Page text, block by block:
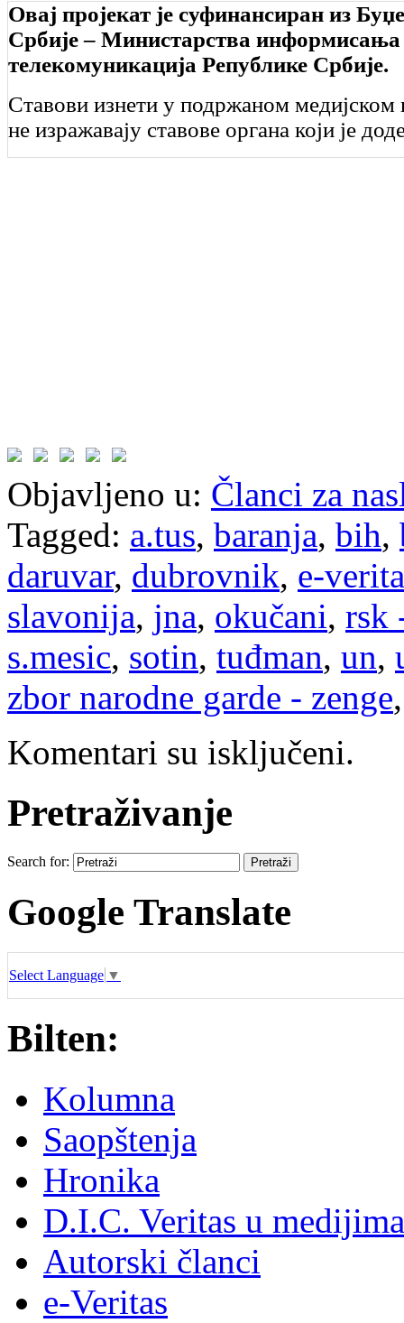
Овај пројекат је суфинансиран из
Србије – Министарства
телекомуникација Републике Србије.
Ставови изнети у подржаном медијском
не изражавају ставове органа који је
Objavljeno u: Članci za
Tagged: a.tus, baranja, bih,
daruvar, dubrovnik, e-
slavonija, jna, okučani, rsk
s.mesic, sotin, tuđman, un,
zbor narodne garde - zenge
Komentari su isključeni.
Pretraživanje
Search for:
Google Translate
Select Language ▼
Bilten:
Kolumna
Saopštenja
Hronika
D.I.C. Veritas u medijima
Autorski članci
e-Veritas